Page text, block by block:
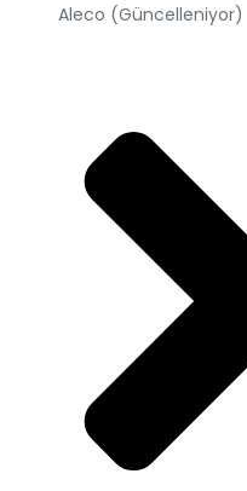
Aleco (Güncelleniyor)